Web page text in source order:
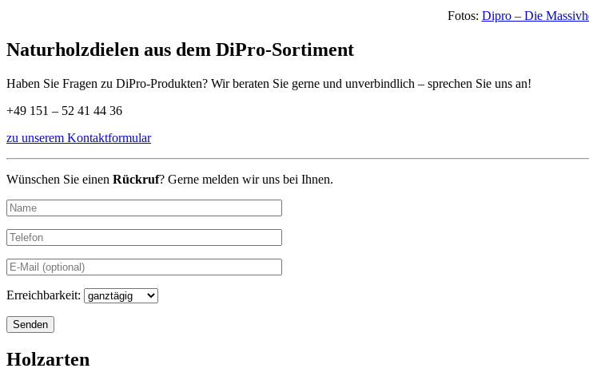
Fotos: Dipro – Die
Naturholzdielen aus dem DiPro-Sortiment
Haben Sie Fragen zu DiPro-Produkten? Wir beraten Sie gerne und unverbindlich – sprechen Sie uns an!
+49 151 – 52 41 44 36
zu unserem Kontaktformular
Wünschen Sie einen Rückruf? Gerne melden wir uns bei Ihnen.
Erreichbarkeit:
Holzarten